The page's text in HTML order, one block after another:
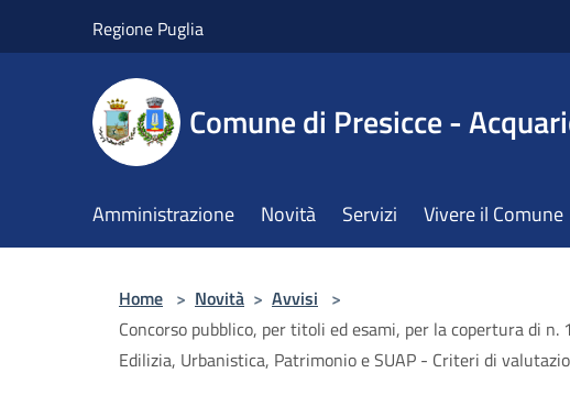
Regione Puglia
Comune di Presicce -
Amministrazione Novità Servizi Vivere il Comune
Home > Novità > Avvisi >
Concorso pubblico, per titoli ed esami, per la copertura di
Edilizia, Urbanistica, Patrimonio e SUAP - Criteri di